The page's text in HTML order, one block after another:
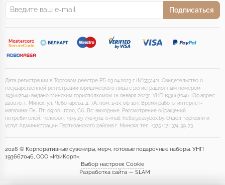
Подписаться
Дата регистрации в Торговом реестре РБ 03.04.2023 г (№555142). Свидетельство о
государственной регистрации юридического лица с регистрационным номером
193667046 выдано Минским горисполкомом 18 января 2023г. УНП 193667046. Юр.адрес:
220070, г. Минск, ул. Чеботарева, д. 7А, пом. 2-13, оф 104. Время работы интернет-
магазина: Пн–Пт: 09:00–17:00, Сб–Вс: выходные. Рассмотрение обращений
потребителей, телефон: +375 29 7304942, e-mail: hello@easybox.by. Отдел торговли и
услуг Администрации Партизанского района г. Минска: тел. +375 (17) 374-39-73.
2026 © Корпоративные сувениры, мерч, готовые подарочные наборы. УНП
193667046, ООО «ИзиКорп».
Выбор настроек Cookie
Разработка сайта — SLAM